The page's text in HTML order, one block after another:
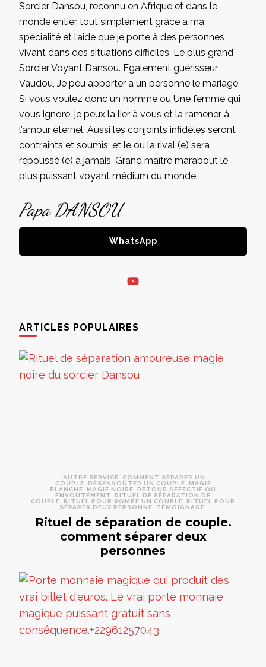
Sorcier Dansou, reconnu en Afrique et dans le
monde entier tout simplement grâce à ma
spécialité et l’aide que je porte à des personnes
vivant dans des situations difficiles. Le plus grand
Sorcier Voyant Dansou. Egalement guérisseur
Vaudou, Je peu apporter a un personne le mariage.
Si vous voulez donc un homme ou Une femme qui
vous ignore, je peux la lier à vous et la ramener à
l’amour éternel. Aussi les conjoints infidèles seront
contraints et soumis; et le ou la rival (e) sera
repoussé (e) à jamais. Grand maître marabout le
plus puissant voyant médium du monde.
Papa DANSOU
WhatsApp
ARTICLES POPULAIRES
AUTRE SERVICE
COMMENT SÉPARER UN
COUPLE
DÉSENVOÛTER UN COUPLE
MAGIE
BLANCHE
MAGIE NOIRE
RETOUR AFFECTIF OU
ENVOÛTEMENT
RITUEL DE SÉPARATION DE
COUPLE
RITUEL POUR ROMPE UN COUPLE
RITUEL POUR
SÉPARER DEUX PERSONNE
TÉMOIGNAGE
Rituel de séparation de couple.
comment séparer deux
personnes